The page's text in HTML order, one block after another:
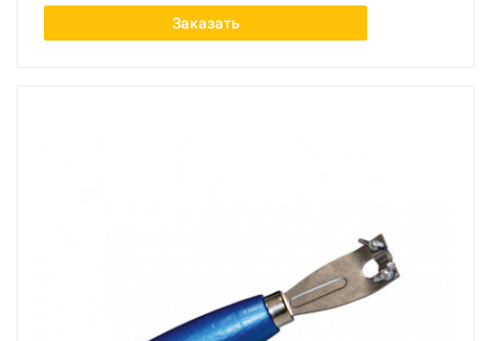
Заказать